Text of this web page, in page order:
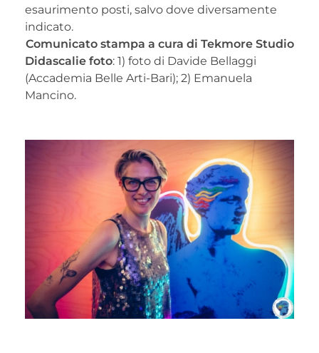
esaurimento posti, salvo dove diversamente
indicato.
Comunicato stampa a cura di Tekmore Studio
Didascalie foto: 1) foto di Davide Bellaggi
(Accademia Belle Arti-Bari); 2) Emanuela
Mancino.